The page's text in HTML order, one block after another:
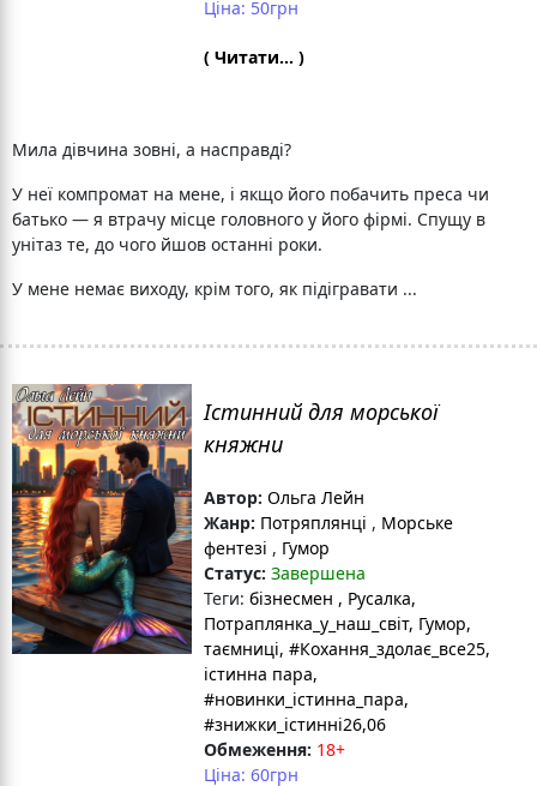
Ціна: 50грн
( Читати... )
Мила дівчина зовні, а насправді?
У неї компромат на мене, і якщо його побачить преса чи
батько — я втрачу місце головного у його фірмі. Спущу в
унітаз те, до чого йшов останні роки.
У мене немає виходу, крім того, як підігравати ...
Істинний для морської
княжни
Автор: Ольга Лейн
Жанр: Потряплянці , Морське
фентезі , Гумор
Статус: Завершена
Теги: бізнесмен , Русалка,
Потраплянка_у_наш_світ, Гумор,
таємниці, #Кохання_здолає_все25,
істинна пара,
#новинки_істинна_пара,
#знижки_істинні26,06
Обмеження: 18+
Ціна: 60грн